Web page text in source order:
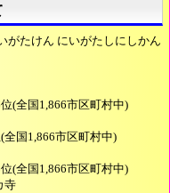
がたけん にいがたしにしかん
(全国1,866市区町村中)
全国1,866市区町村中)
(全国1,866市区町村中)
寺